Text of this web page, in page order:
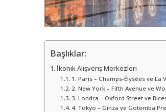
Başlıklar:
İkonik Alışveriş Merkezleri
1. Paris – Champs-Élysées ve La
2. New York – Fifth Avenue ve
3. Londra – Oxford Street ve
4. Tokyo – Ginza ve Gotemba